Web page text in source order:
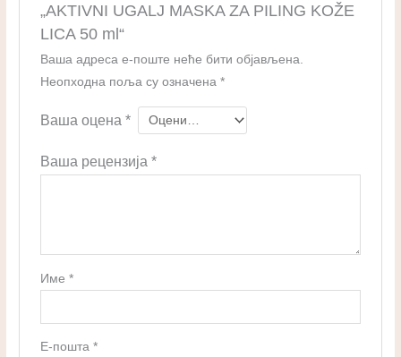
„AKTIVNI UGALJ MASKA ZA PILING KOŽE
LICA 50 ml“
Ваша адреса е-поште неће бити објављена.
Неопходна поља су означена *
Ваша оцена *
Ваша рецензија *
Име *
Е-пошта *